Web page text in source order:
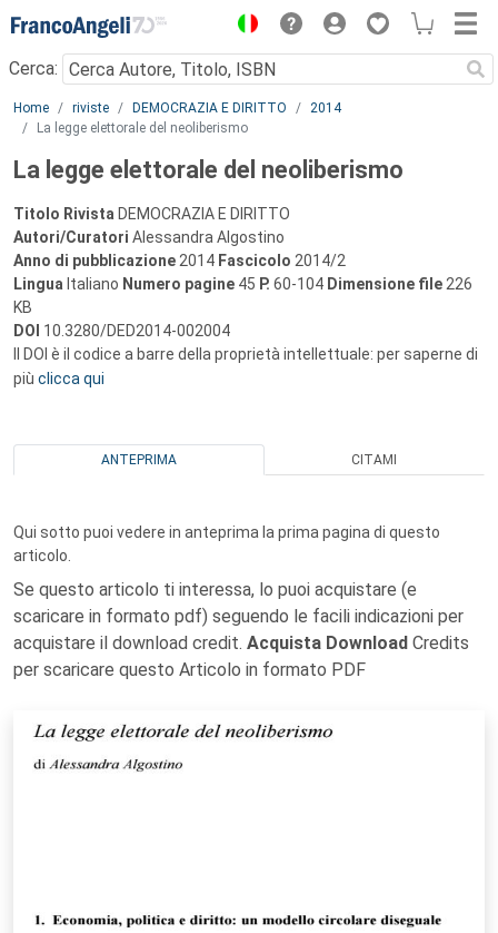
Menu
Cerca:
Main content
Home riviste DEMOCRAZIA E DIRITTO
2014
La legge elettorale del neoliberismo
La legge elettorale del neoliberismo
Titolo Rivista DEMOCRAZIA E DIRITTO
Autori/Curatori Alessandra Algostino
Anno di pubblicazione 2014 Fascicolo 2014/2
Lingua Italiano Numero pagine 45 P. 60-104 Dimensione file 226
KB
DOI 10.3280/DED2014-002004
Il DOI è il codice a barre della proprietà intellettuale: per saperne di
più clicca qui
ANTEPRIMA CITAMI
Qui sotto puoi vedere in anteprima la prima pagina di questo
articolo.
Se questo articolo ti interessa, lo puoi acquistare (e
scaricare in formato pdf) seguendo le facili indicazioni per
acquistare il download credit. Acquista Download Credits
per scaricare questo Articolo in formato PDF